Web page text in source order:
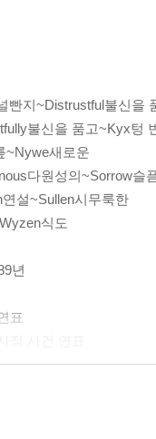
빤지~Distrustful불신을
불신을 품고~Kyx텅
~Nywe새로운
다원성의~Sorrow슬
설~Sullen시무룩한
식도
년
표